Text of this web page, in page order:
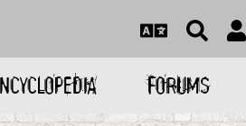
FORUMS